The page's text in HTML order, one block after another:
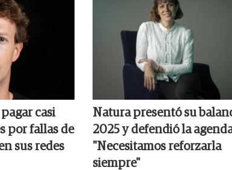
casi
por fallas de
sus redes
Natura presentó su
2025 y defendió la
"Necesitamos reforzarla
siempre"